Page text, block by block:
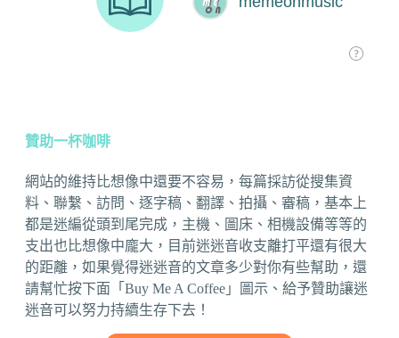
贊助一杯咖啡
網站的維持比想像中還要不容易，每篇採訪從搜集資
料、聯繫、訪問、逐字稿、翻譯、拍攝、審稿，基本上
都是迷編從頭到尾完成，主機、圖床、相機設備等等的
支出也比想像中龐大，目前迷迷音收支離打平還有很大
的距離，如果覺得迷迷音的文章多少對你有些幫助，還
請幫忙按下面「Buy Me A Coffee」圖示、給予贊助讓迷
迷音可以努力持續生存下去！